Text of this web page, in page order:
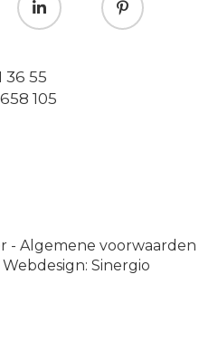
36 55
105
- Algemene voorwaarden
Webdesign: Sinergio